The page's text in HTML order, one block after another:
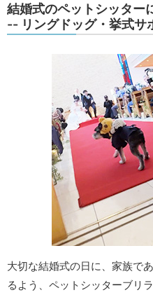
結婚式のペットシッター
-- リングドッグ・挙式サ
大切な結婚式の日に、家族で
るよう、ペットシッターブリ